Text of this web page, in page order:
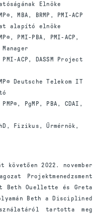
Elnöke
MBA, BRMP, PMI-ACP
alapító elnöke
PMI-PBA, PMI-ACP,
ACP, DASSM Project
Deutsche Telekom IT
PgMP, PBA, CDAI,
Fizikus, Űrmérnök,
2022. november
Projektmenedzsment
Beth Ouellette és Greta
Beth a Disciplined
tartotta meg